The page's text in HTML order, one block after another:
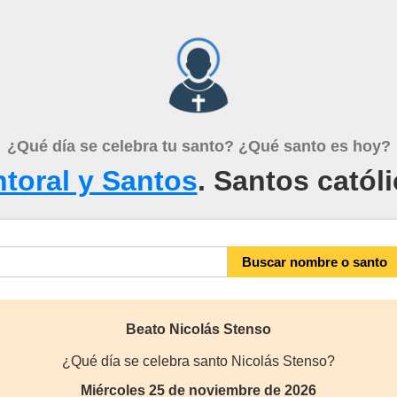
¿Qué día se celebra tu santo? ¿Qué santo es hoy?
y Santos. Santos
Beato Nicolás Stenso
¿Qué día se celebra santo Nicolás Stenso?
Miércoles 25 de noviembre de 2026